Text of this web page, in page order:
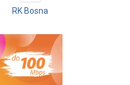
RK Bosna